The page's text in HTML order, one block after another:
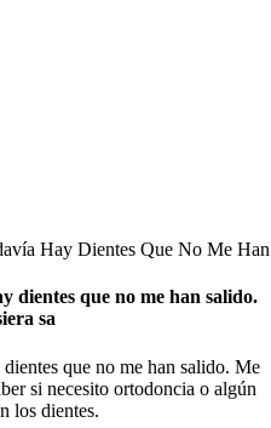
Hay Dientes Que No Me
dientes que no me han salido.
sa
que no me han salido. Me
si necesito ortodoncia o algún
los dientes.